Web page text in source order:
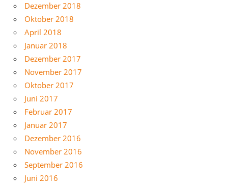
Dezember 2018
Oktober 2018
April 2018
Januar 2018
Dezember 2017
November 2017
Oktober 2017
Juni 2017
Februar 2017
Januar 2017
Dezember 2016
November 2016
September 2016
Juni 2016